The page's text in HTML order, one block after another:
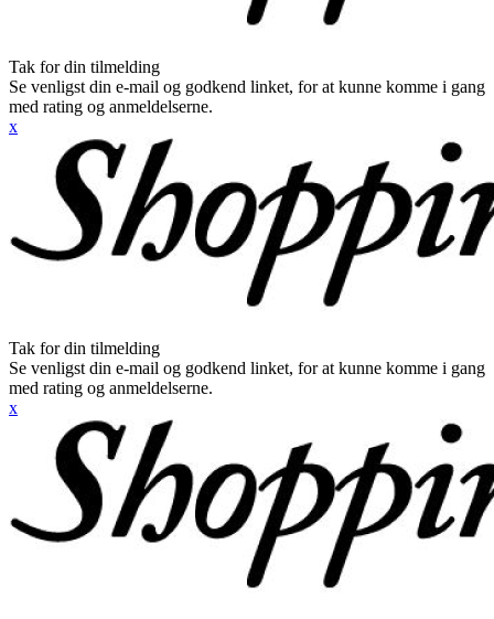
Tak for din tilmelding
Se venligst din e-mail og godkend linket, for at kunne komme i gang
med rating og anmeldelserne.
x
Tak for din tilmelding
Se venligst din e-mail og godkend linket, for at kunne komme i gang
med rating og anmeldelserne.
x